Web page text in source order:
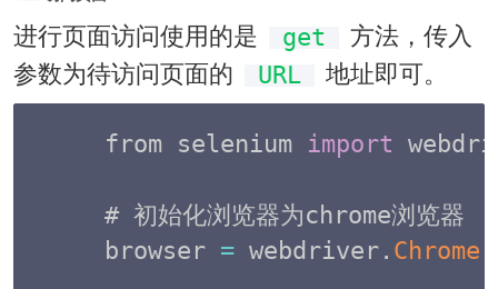
进行页面访问使用的是 get
方法，传入
参数为待访问页面的
URL 地址即可。
from selenium import
# 初始化浏览器为chrome浏览器
browser = webdriver. Chrome